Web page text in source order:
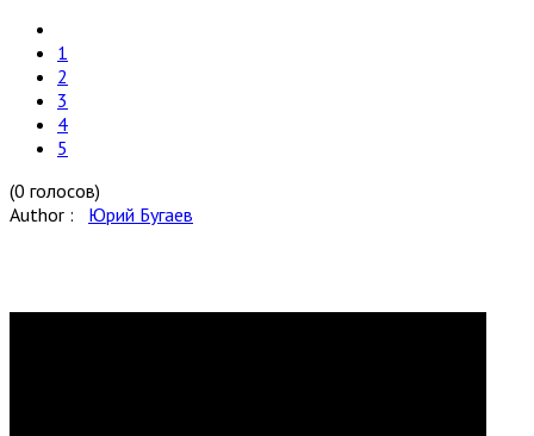
1
2
3
4
5
(0 голосов)
Author : Юрий Бугаев